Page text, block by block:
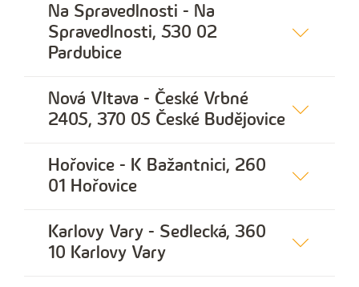
Na Spravedlnosti - Na
Spravedlnosti, 530 02
Pardubice
Nová Vltava - České Vrbné
2405, 370 05 České Budějovice
Hořovice - K Bažantnici, 260
01 Hořovice
Karlovy Vary - Sedlecká, 360
10 Karlovy Vary